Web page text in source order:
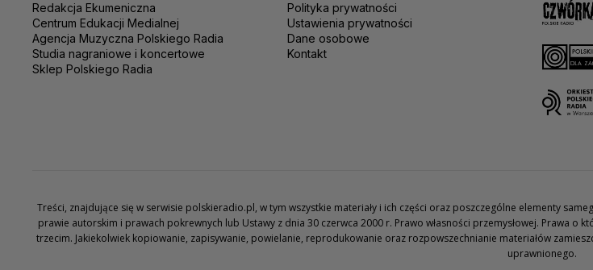
Redakcja Ekumeniczna
Centrum Edukacji Medialnej
Agencja Muzyczna Polskiego Radia
Studia nagraniowe i koncertowe
Sklep Polskiego Radia
Polityka prywatności
Ustawienia prywatności
Dane osobowe
Kontakt
Treści, znajdujące się w serwisie polskieradio.pl, w tym wszystkie materiały i ich części oraz poszczególne elementy
prawie autorskim i prawach pokrewnych lub Ustawy z dnia 30 czerwca 2000 r. Prawo własności przemysłowej. Prawa
trzecim. Jakiekolwiek kopiowanie, zapisywanie, powielanie, reprodukowanie oraz rozpowszechnianie materiałów
uprawnionego.